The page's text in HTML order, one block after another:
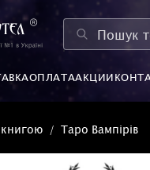
ОПЛАТААКЦИИ
Таро Вампірів